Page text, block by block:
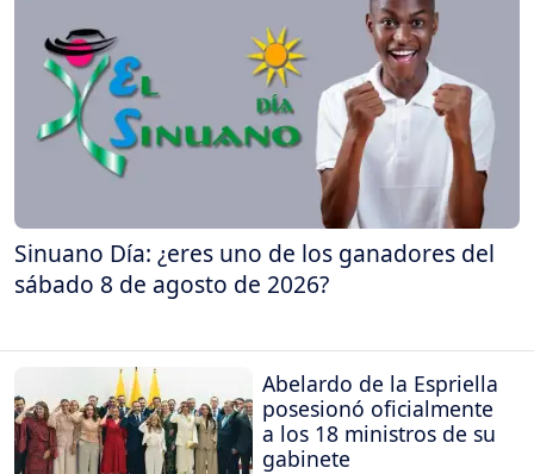
Sinuano Día: ¿eres uno de los ganadores del
sábado 8 de agosto de 2026?
Abelardo de la Espriella
posesionó oficialmente
a los 18 ministros de su
gabinete